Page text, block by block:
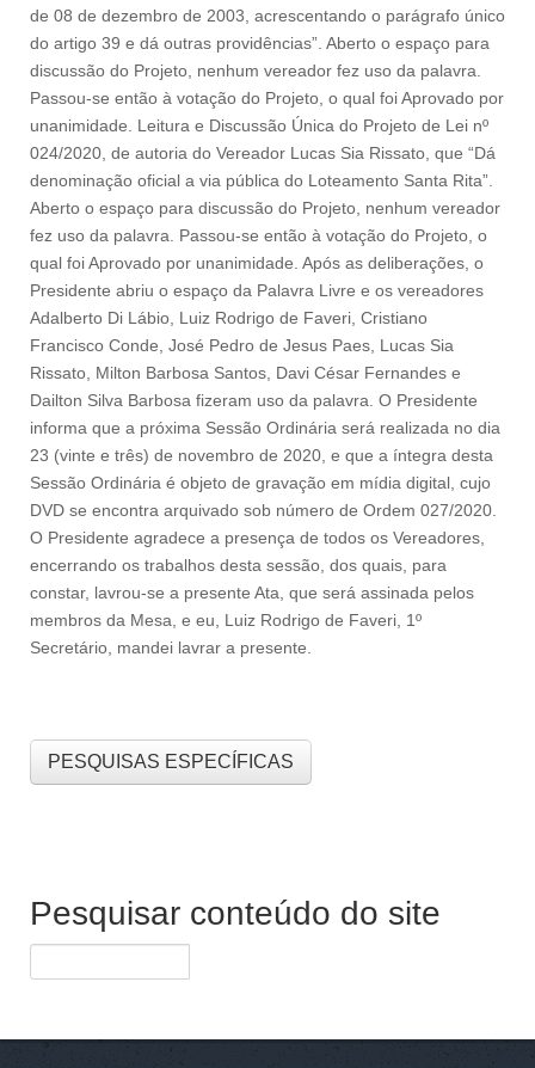
de 08 de dezembro de 2003, acrescentando o parágrafo único
do artigo 39 e dá outras providências”. Aberto o espaço para
discussão do Projeto, nenhum vereador fez uso da palavra.
Passou-se então à votação do Projeto, o qual foi Aprovado por
unanimidade. Leitura e Discussão Única do Projeto de Lei nº
024/2020, de autoria do Vereador Lucas Sia Rissato, que “Dá
denominação oficial a via pública do Loteamento Santa Rita”.
Aberto o espaço para discussão do Projeto, nenhum vereador
fez uso da palavra. Passou-se então à votação do Projeto, o
qual foi Aprovado por unanimidade. Após as deliberações, o
Presidente abriu o espaço da Palavra Livre e os vereadores
Adalberto Di Lábio, Luiz Rodrigo de Faveri, Cristiano
Francisco Conde, José Pedro de Jesus Paes, Lucas Sia
Rissato, Milton Barbosa Santos, Davi César Fernandes e
Dailton Silva Barbosa fizeram uso da palavra. O Presidente
informa que a próxima Sessão Ordinária será realizada no dia
23 (vinte e três) de novembro de 2020, e que a íntegra desta
Sessão Ordinária é objeto de gravação em mídia digital, cujo
DVD se encontra arquivado sob número de Ordem 027/2020.
O Presidente agradece a presença de todos os Vereadores,
encerrando os trabalhos desta sessão, dos quais, para
constar, lavrou-se a presente Ata, que será assinada pelos
membros da Mesa, e eu, Luiz Rodrigo de Faveri, 1º
Secretário, mandei lavrar a presente.
PESQUISAS ESPECÍFICAS
Pesquisar conteúdo do site